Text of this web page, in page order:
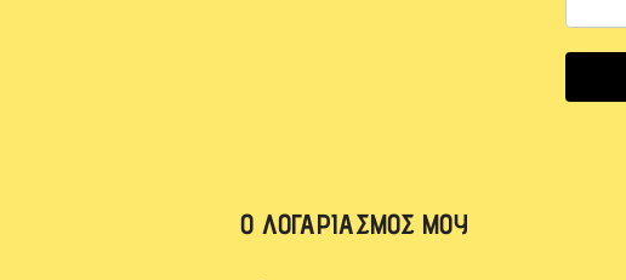
Ο ΛΟΓΑΡΙΑΣΜΌΣ ΜΟΥ